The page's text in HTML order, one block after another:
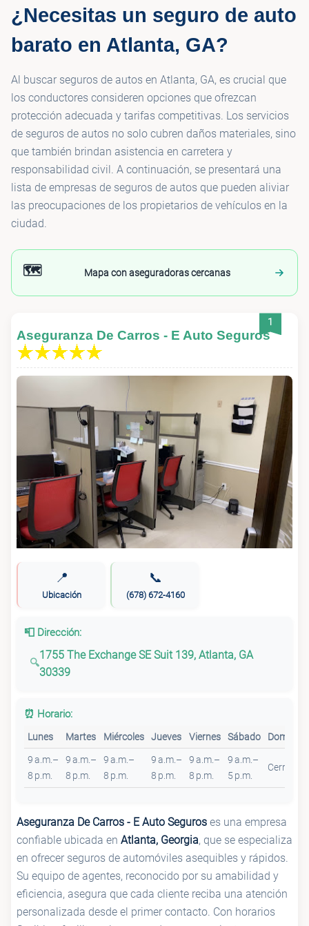
¿Necesitas un seguro de auto
barato en Atlanta, GA?
Al buscar seguros de autos en Atlanta, GA, es crucial que
los conductores consideren opciones que ofrezcan
protección adecuada y tarifas competitivas. Los servicios
de seguros de autos no solo cubren daños materiales, sino
que también brindan asistencia en carretera y
responsabilidad civil. A continuación, se presentará una
lista de empresas de seguros de autos que pueden aliviar
las preocupaciones de los propietarios de vehículos en la
ciudad.
🗺️ Mapa con aseguradoras cercanas
1
Aseguranza De Carros - E Auto Seguros
📍
Ubicación
📞
(678) 672-4160
📮 Dirección:
1755 The Exchange SE Suit 139, Atlanta, GA
30339
⏰ Horario:
Lunes Martes Miércoles Jueves Viernes Sábado Domingo
9 a.m.–
8 p.m.
9 a.m.–
8 p.m.
9 a.m.–
8 p.m.
9 a.m.–
8 p.m.
9 a.m.–
8 p.m.
9 a.m.–
5 p.m.
Cerrado
Aseguranza De Carros - E Auto Seguros es una empresa
confiable ubicada en Atlanta, Georgia, que se especializa
en ofrecer seguros de automóviles asequibles y rápidos.
Su equipo de agentes, reconocido por su amabilidad y
eficiencia, asegura que cada cliente reciba una atención
personalizada desde el primer contacto. Con horarios